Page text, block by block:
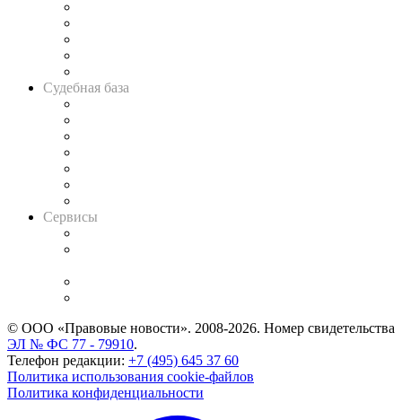
Судебная база
Сервисы
© ООО «Правовые новости». 2008-2026. Номер свидетельства
ЭЛ № ФС 77 - 79910.
Телефон редакции: +7 (495) 645 37 60
Политика использования cookie-файлов
Политика конфиденциальности